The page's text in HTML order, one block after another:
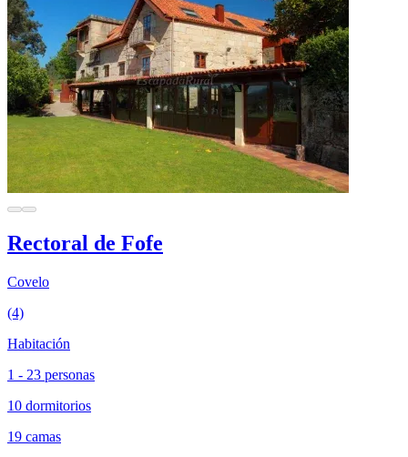
Rectoral de Fofe
Covelo
(4)
Habitación
1 - 23 personas
10 dormitorios
19 camas